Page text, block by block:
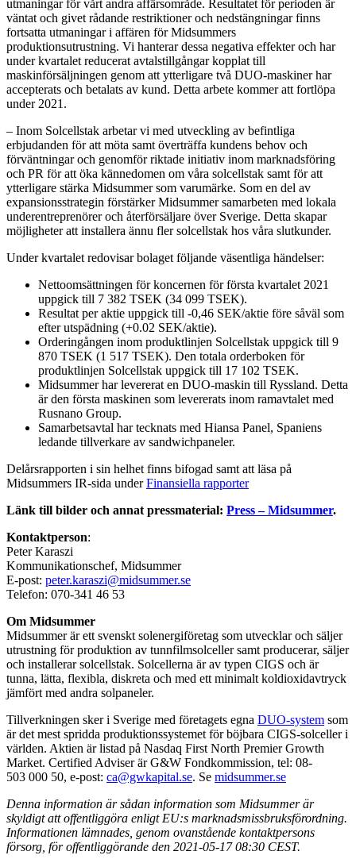
utmaningar för vårt andra affärsområde. Resultatet för perioden är
väntat och givet rådande restriktioner och nedstängningar finns
fortsatta utmaningar i affären för Midsummers
produktionsutrustning. Vi hanterar dessa negativa effekter och har
under kvartalet reducerat avtalstillgångar kopplat till
maskinförsäljningen genom att ytterligare två DUO-maskiner har
accepterats och betalats av kund. Detta arbete kommer att fortlöpa
under 2021.
– Inom Solcellstak arbetar vi med utveckling av befintliga
erbjudanden för att möta samt överträffa kundens behov och
förväntningar och genomför riktade initiativ inom marknadsföring
och PR för att öka kännedomen om våra solcellstak samt för att
ytterligare stärka Midsummer som varumärke. Som en del av
expansionsstrategin förstärker Midsummer samarbeten med lokala
underentreprenörer och återförsäljare över Sverige. Detta skapar
möjligheter att installera ännu fler solcellstak hos våra slutkunder.
Under kvartalet redovisar bolaget följande väsentliga händelser:
Nettoomsättningen för koncernen för första kvartalet 2021
uppgick till 7 382 TSEK (34 099 TSEK).
Resultat per aktie uppgick till -0,46 SEK/aktie före såväl som
efter utspädning (+0.02 SEK/aktie).
Orderingången inom produktlinjen Solcellstak uppgick till 9
870 TSEK (1 517 TSEK). Den totala orderboken för
produktlinjen Solcellstak uppgick till 17 102 TSEK.
Midsummer har levererat en DUO-maskin till Ryssland. Detta
är den första maskinen som levererats inom ramavtalet med
Rusnano Group.
Samarbetsavtal har tecknats med Hiansa Panel, Spaniens
ledande tillverkare av sandwichpaneler.
Delårsrapporten i sin helhet finns bifogad samt att läsa på
Midsummers IR-sida underFinansiella rapporter
Länk till bilder och annat pressmaterial: Press – Midsummer.
Kontaktperson:
Peter Karaszi
Kommunikationschef, Midsummer
E-post: peter.karaszi@midsummer.se
Telefon: 070-341 46 53
Om Midsummer
Midsummer är ett svenskt solenergiföretag som utvecklar och säljer
utrustning för produktion av tunnfilmsolceller samt producerar, säljer
och installerar solcellstak. Solcellerna är av typen CIGS och är
tunna, lätta, flexibla, diskreta och med ett minimalt koldioxidavtryck
jämfört med andra solpaneler.
Tillverkningen sker i Sverige med företagets egna DUO-system som
är det mest spridda produktionssystemet för böjbara CIGS-solceller i
världen. Aktien är listad på Nasdaq First North Premier Growth
Market. Certified Adviser är G&W Fondkommission, tel: 08-
503 000 50, e-post: ca@gwkapital.se. Se midsummer.se
Denna information är sådan information som Midsummer är
skyldigt att offentliggöra enligt EU:s marknadsmissbruksförordning.
Informationen lämnades, genom ovanstående kontaktpersons
försorg, för offentliggörande den 2021-05-17 08:30 CEST.